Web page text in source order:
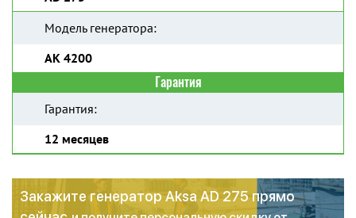
Модель генератора:
AK 4200
Гарантия
Гарантия:
12 месяцев
Закажите генератор Aksa AD 275 прямо